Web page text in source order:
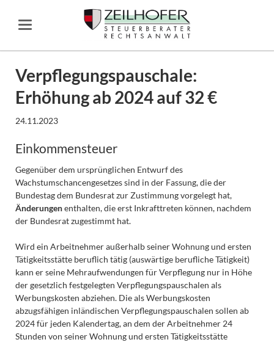
Verpflegungspauschale:
Erhöhung ab 2024 auf 32 €
24.11.2023
Einkommensteuer
Gegenüber dem ursprünglichen Entwurf des
Wachstumschancengesetzes sind in der Fassung, die der
Bundestag dem Bundesrat zur Zustimmung vorgelegt hat,
Änderungenenthalten, die erst Inkrafttreten können, nachdem
der Bundesrat zugestimmt hat.
Wird ein Arbeitnehmer außerhalb seiner Wohnung und ersten
Tätigkeitsstätte beruflich tätig (auswärtige berufliche Tätigkeit)
kann er seine Mehraufwendungen für Verpflegung nur in Höhe
der gesetzlich festgelegten Verpflegungspauschalen als
Werbungskosten abziehen. Die als Werbungskosten
abzugsfähigen inländischen Verpflegungspauschalen sollen ab
2024 für jeden Kalendertag, an dem der Arbeitnehmer 24
Stunden von seiner Wohnung und ersten Tätigkeitsstätte